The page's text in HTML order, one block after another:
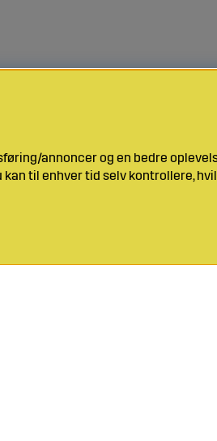
annoncer og en bedre
til enhver tid selv kontrollere,